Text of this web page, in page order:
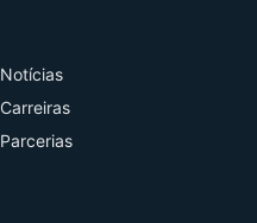
Notícias
Carreiras
Parcerias